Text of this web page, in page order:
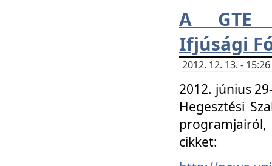
A GTE
Ifjúsági
2012. 12. 13. -
2012. június
Hegesztési
cikket: